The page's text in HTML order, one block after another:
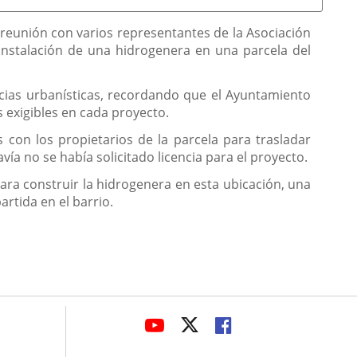
con varios representantes de la Asociación
de una hidrogenera en una parcela del
urbanísticas, recordando que el Ayuntamiento
en cada proyecto.
con los propietarios de la parcela para trasladar
no se había solicitado licencia para el proyecto.
construir la hidrogenera en esta ubicación, una
en el barrio.
LINK
LINKLINK